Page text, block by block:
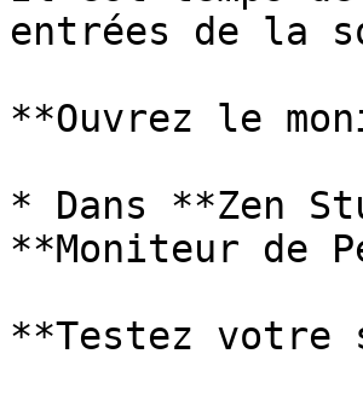
entrées de la
**Ouvrez le
* Dans **Zen
**Moniteur de
**Testez votre